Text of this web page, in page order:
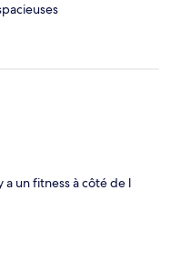
a un fitness à côté de l